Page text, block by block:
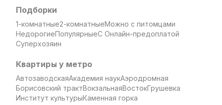
Подборки
1-комнатные2-комнатныеМожно с питомцами
НедорогиеПопулярныеС Онлайн-предоплатой
Суперхозяин
Квартиры у метро
АвтозаводскаяАкадемия наукАэродромная
Борисовский трактВокзальнаяВостокГрушевка
Институт культурыКаменная горка